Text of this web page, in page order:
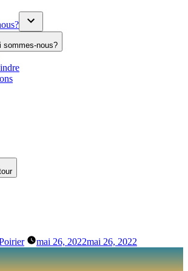
sommes-nous?
mai 26, 2022mai 26, 2022